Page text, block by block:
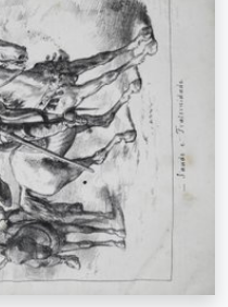
abstrait avec beaucoup de rouge,
tableau sombre, nu debout près d'un
arbre.